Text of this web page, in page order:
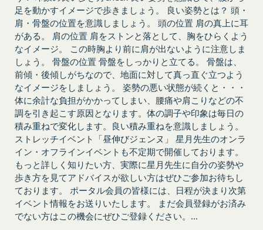
足を動かすイメージで歩きましょう。 良い姿勢とは？ 頭・
肩・骨盤の位置を意識しましょう。 頭の位置 肩の真上に耳
がある。 肩の位置 肩をストンと落として、胸をひらくよう
なイメージ。 この時胸より前に肩が出ないように注意しま
しょう。 骨盤の位置 骨盤をしっかりと立てる。 骨盤は、
前傾・後傾しがちなので、地面に対して真っ直ぐ立つよう
なイメージをしましょう。 姿勢の悪い状態が続くと・・・
体に余計な負担がかかってしまい、腰痛や肩こりなどの不
調を引き起こす原因となります。体の調子や印象は毎日の
積み重ねで変化します。良い積み重ねを意識しましょう。
ストレッチイベント「昼伸びジェンヌ」 星月先生のオンラ
イン・オフラインイベントも不定期で開催しております。
もっと詳しく知りたい方、実際に星月先生に自分の姿勢や
歩き方を見てアドバイスが欲しい方はぜひご参加お待ちし
ております。 ポータル会員の皆様には、日程が決まり次第
イベント情報をお送りいたします。 まだ会員登録がお済み
でない方はこの機会にぜひご登録ください。...
当社は、前項に定める通知を書面の送付、電子メー
ルの送信によって行う場合、会員が申込時（変更手
続きを行った場合は、当該変更時とします。）に届
け出た連絡先に対して通知を行えば足りるものと
し、当該通知は通常到達すべき時に会員に到達した
ものとみなします。
当社は、本条第１項の通知を当社ウェブサイト上に
おける掲示の方法によって行う場合、当該通知が当
社ウェブサイト上に掲示され、会員が当社ウェブサ
イトにアクセスすることによって当該通知を閲覧す
ることが可能となったときをもって会員への通知が
完了したものとみなします。
第12条（取得情報の取り扱い）
当社は、会員が本サービスの登録その他一切の利用
の過程において、当社が取得した情報の取り扱い
は、プライバシーポリシーの定めによるものとし、